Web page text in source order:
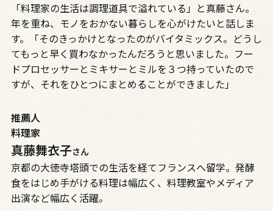
「料理家の生活は調理道具で溢れている」と真藤さん。
年を重ね、モノをおかない暮らしを心がけたいと話しま
す。「そのきっかけとなったのがバイタミックス。どうし
てもっと早く買わなかったんだろうと思いました。フー
ドプロセッサーとミキサーとミルを３つ持っていたので
すが、それをひとつにまとめることができました」
推薦人
料理家
真藤舞衣子さん
京都の大徳寺塔頭での生活を経てフランスへ留学。発酵
食をはじめ手がける料理は幅広く、料理教室やメディア
出演など幅広く活躍。